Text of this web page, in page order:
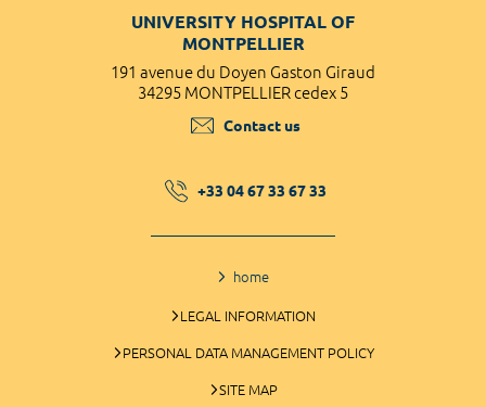
UNIVERSITY HOSPITAL OF
MONTPELLIER
191 avenue du Doyen Gaston Giraud
34295 MONTPELLIER cedex 5
Contact us
+33 04 67 33 67 33
home
LEGAL INFORMATION
PERSONAL DATA MANAGEMENT POLICY
SITE MAP